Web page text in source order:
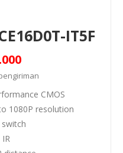
IT5F
CMOS
1080P resolution
IR